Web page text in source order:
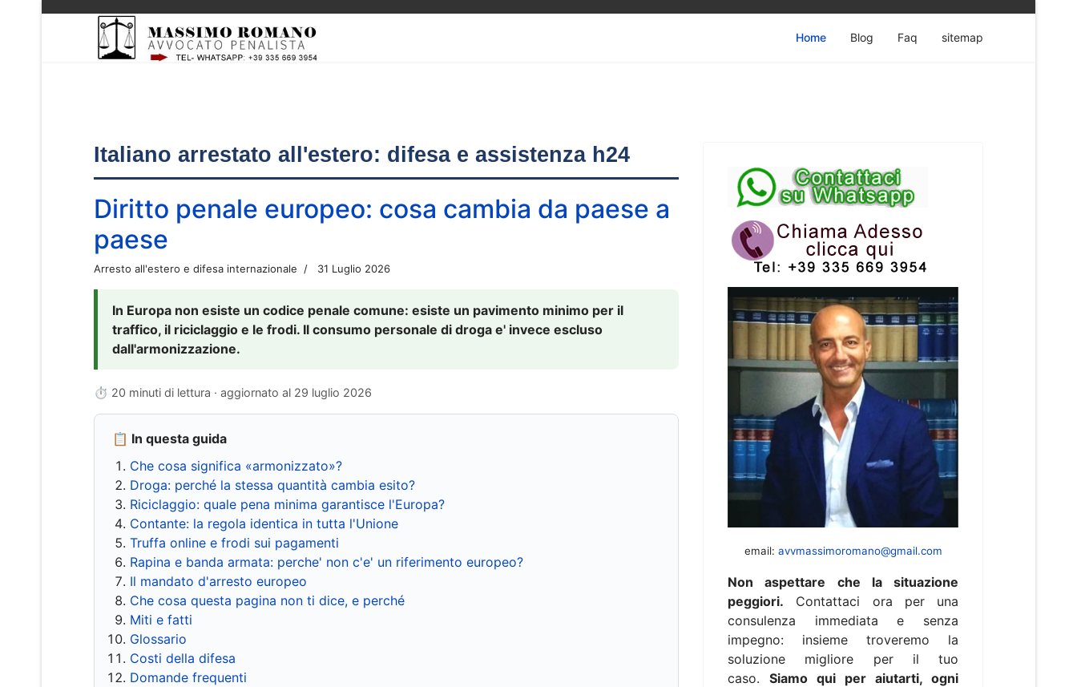
Home Blog Faq sitemap
Italiano arrestato all'estero: difesa e assistenza h24
Diritto penale europeo: cosa cambia da paese a
paese
Arresto all'estero e difesa internazionale 31 Luglio 2026
In Europa non esiste un codice penale comune: esiste un pavimento minimo per il
traffico, il riciclaggio e le frodi. Il consumo personale di droga e' invece escluso
dall'armonizzazione.
⏱ 20 minuti di lettura · aggiornato al 29 luglio 2026
📋 In questa guida
Che cosa significa «armonizzato»?
Droga: perché la stessa quantità cambia esito?
Riciclaggio: quale pena minima garantisce l'Europa?
Contante: la regola identica in tutta l'Unione
Truffa online e frodi sui pagamenti
Rapina e banda armata: perche' non c'e' un riferimento europeo?
Il mandato d'arresto europeo
Che cosa questa pagina non ti dice, e perché
Miti e fatti
Glossario
Costi della difesa
Domande frequenti
email: avvmassimoromano@gmail.com
Non aspettare che la situazione
peggiori. Contattaci ora per una
consulenza immediata e senza
impegno: insieme troveremo la
soluzione migliore per il tuo
caso. Siamo qui per aiutarti, ogni